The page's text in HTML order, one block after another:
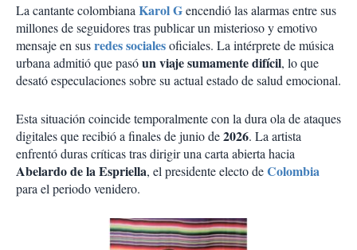
La cantante colombianaKarol Gencendió las alarmas entre sus
millones de seguidores tras publicar un misterioso y emotivo
mensaje en susredes socialesoficiales. La intérprete de música
urbana admitió que pasóun viaje sumamente difícil, lo que
desató especulaciones sobre su actual estado de salud emocional.
Esta situación coincide temporalmente con la dura ola de ataques
digitales que recibió a finales de junio de2026. La artista
enfrentó duras críticas tras dirigir una carta abierta hacia
Abelardo de la Espriella, el presidente electo deColombia
para el periodo venidero.